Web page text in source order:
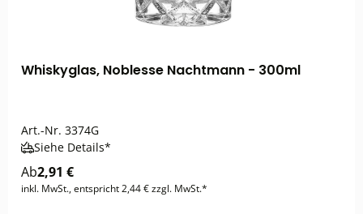
Whiskyglas, Noblesse Nachtmann - 300ml
Art.-Nr. 3374G
Siehe Details*
Ab2,91 €
inkl. MwSt., entspricht 2,44 € zzgl. MwSt.*